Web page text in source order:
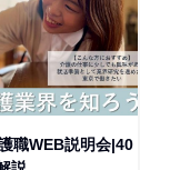
職WEB説明会|40